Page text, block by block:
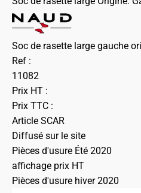
Soc de rasette large gauche
Ref :
11082
Prix HT :
Prix TTC :
Article SCAR
Diffusé sur le site
Pièces d'usure Été 2020
affichage prix HT
Pièces d'usure hiver 2020